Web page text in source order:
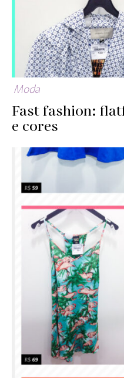
Moda
Fast fashion:
e cores